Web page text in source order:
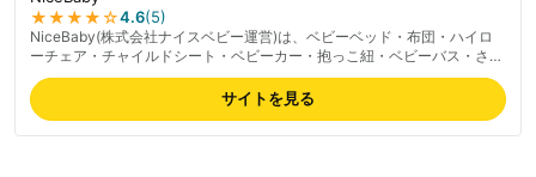
★★★★☆4.6(5)
NiceBaby(株式会社ナイスベビー運営)は、ベビーベッド・布団・ハイロ
ーチェア・チャイルドシート・ベビーカー・抱っこ紐・ベビーバス・さく
乳器・お宮参り衣装まで幅広く扱うベビー用品レンタル。2週間から12ヶ
月以上まで柔軟にレンタル期間を選択可能で、6ヶ月以上の長期レンタル
で割引が適用される仕組み。専用配送便「ナイスベビー便」で配送・回収
を一括対応、里帰り出産や引越し等の一時的ニーズにも強い。最新の料金
サイトを見る